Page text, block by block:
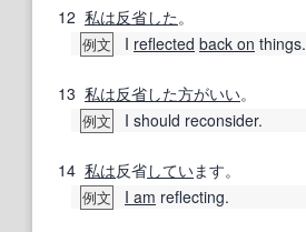
12 私は反省した。
例文 I reflected back on things.
13 私は反省した方がいい。
例文 I should reconsider.
14 私は反省しています。
例文 I am reflecting.